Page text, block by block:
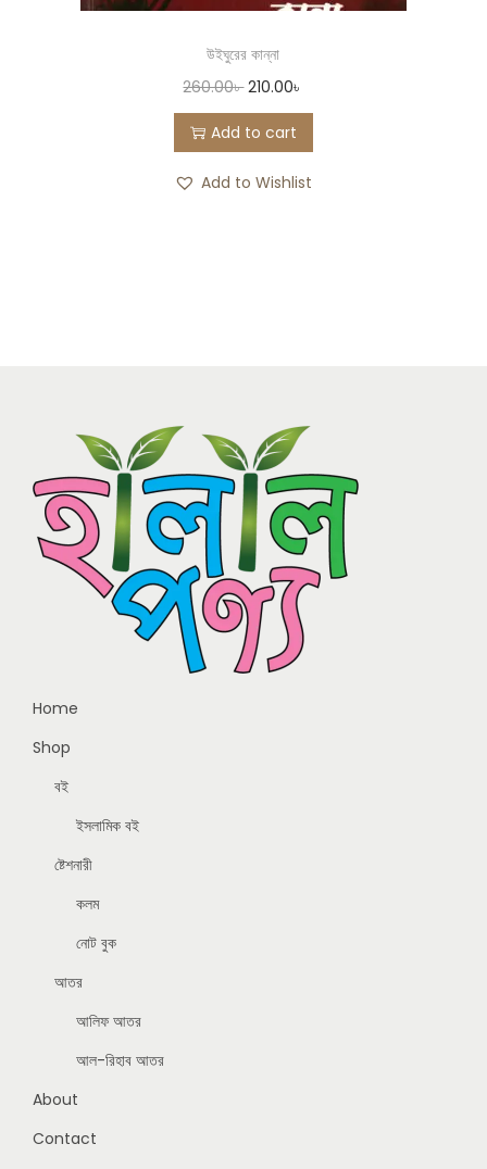
উইঘুরের কান্না
260.00৳ 210.00৳
Add to cart
Add to Wishlist
Home
Shop
বই
ইসলামিক বই
ষ্টেশনারী
কলম
নোট বুক
আতর
আলিফ আতর
আল-রিহাব আতর
About
Contact